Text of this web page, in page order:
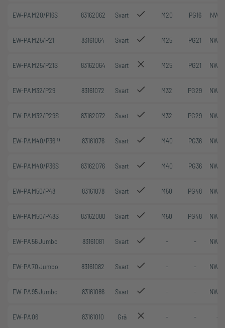
EW-PA M20/P16S 83162062 Svart M20 PG16 NW 17
EW-PA M25/P21 83161064 Svart M25 PG21 NW
EW-PA M25/P21S 83162064 Svart M25 PG21 NW
EW-PA M32/P29 83161072 Svart M32 PG29 NW
EW-PA M32/P29S 83162072 Svart M32 PG29 NW
EW-PA M40/P36 1) 83161076 Svart M40 PG36 NW
EW-PA M40/P36S 83162076 Svart M40 PG36 NW
EW-PA M50/P48 83161078 Svart M50 PG48 NW
EW-PA M50/P48S 83162080 Svart M50 PG48 NW
EW-PA 56 Jumbo 83161081 Svart - - NW
EW-PA 70 Jumbo 83161082 Svart - - NW
EW-PA 95 Jumbo 83161086 Svart - - NW
EW-PA 06 83161010 Grå - - -